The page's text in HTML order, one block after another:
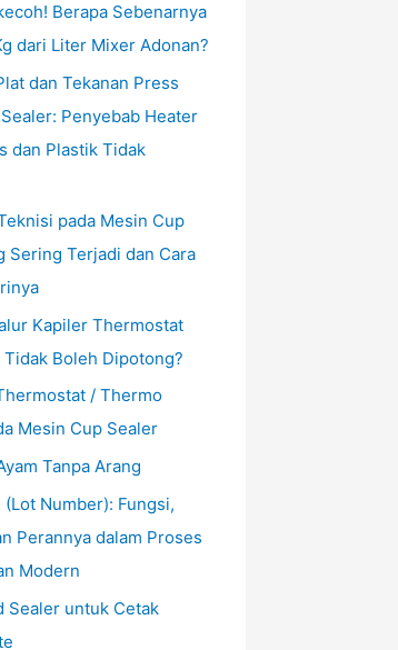
Berapa Sebenarnya
dari Liter Mixer Adonan?
dan Tekanan Press
Penyebab Heater
dan Plastik Tidak
pada Mesin Cup
Sering Terjadi dan Cara
Kapiler Thermostat
Tidak Boleh Dipotong?
/ Thermo
Mesin Cup Sealer
Tanpa Arang
(Lot Number): Fungsi,
Perannya dalam Proses
Modern
Sealer untuk Cetak